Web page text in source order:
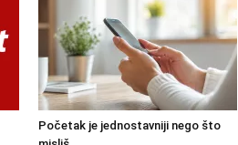
Početak je jednostavniji nego što